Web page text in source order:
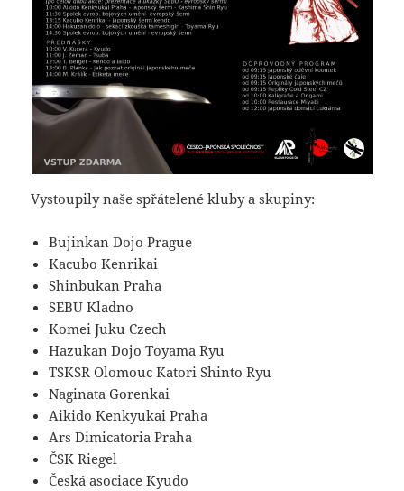
Vystoupily naše spřátelené kluby a skupiny:
Bujinkan Dojo Prague
Kacubo Kenrikai
Shinbukan Praha
SEBU Kladno
Komei Juku Czech
Hazukan Dojo Toyama Ryu
TSKSR Olomouc Katori Shinto Ryu
Naginata Gorenkai
Aikido Kenkyukai Praha
Ars Dimicatoria Praha
ČSK Riegel
Česká asociace Kyudo